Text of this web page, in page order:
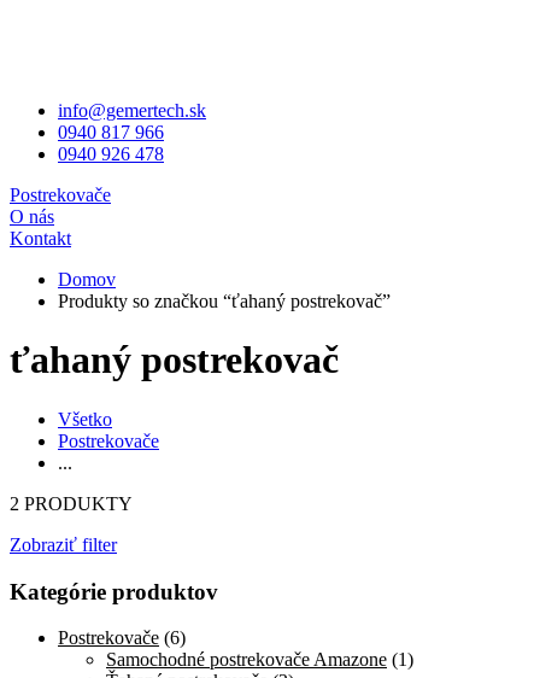
info@gemertech.sk
0940 817 966
0940 926 478
Postrekovače
O nás
Kontakt
Domov
Produkty so značkou “ťahaný postrekovač”
ťahaný postrekovač
Všetko
Postrekovače
...
2 PRODUKTY
Zobraziť filter
Kategórie produktov
Postrekovače (6)
Samochodné postrekovače Amazone (1)